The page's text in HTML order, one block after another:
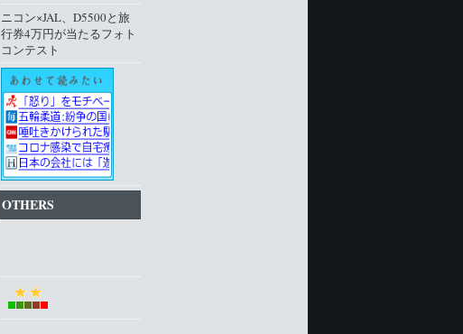
ニコン×JAL、D5500と旅
行券4万円が当たるフォト
コンテスト
OTHERS